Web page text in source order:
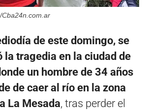
de este domingo, se
la tragedia en la ciudad de
un hombre de 34 años
de caer al río en la zona
La Mesada, tras perder el